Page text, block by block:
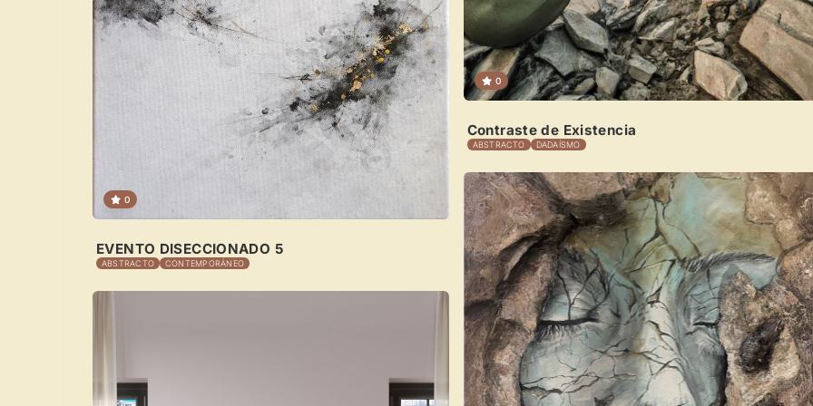
0
EVENTO DISECCIONADO 5
ABSTRACTO CONTEMPORÁNEO
0
Contraste de Existencia
ABSTRACTO DADAÍSMO
Recibe y responde mensajes
Sigue las visitas de tus obras
Crear cuenta y abrir mi Panel